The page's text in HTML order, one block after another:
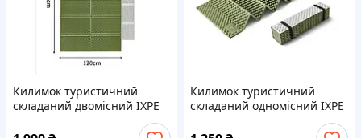
Килимок туристичний
складаний двомісний IXPE
Naturehike CNK2450WS044 з
алюмінієвою плівкою,
Килимок туристичний
складаний одномісний IXPE
Naturehike CNK2450WS044 з
алюмінієвою плівкою,